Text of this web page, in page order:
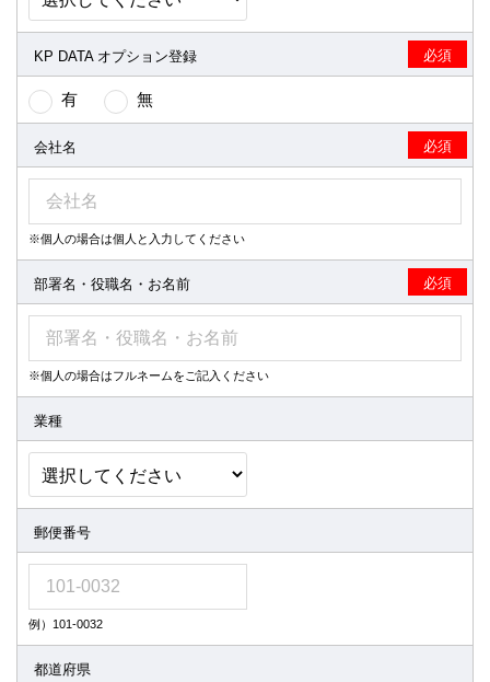
所定の手続きに従って申込を行います。当サービス利用希望者
は、利用申込に関して、本規約の他の条項について同意するこ
と、さらに、利用者の登録内容に不備があったことで利用者が不
利益を被ったとしても、当社が一切その責任を負わないことに同
意するものとします。
第5条（サービス利用申込の承諾）
利用希望者が第4条に規定する利用申込を行った後、当社は利用希
望者の利用申込の審査を行います。申込内容を承諾した場合、利
用希望者に電子版のユーザーＩＤ及びパスワードを発行し、利用
希望者に対して利用希望申込時に登録した電子メールアドレスま
たはファックスで通知します。しかし、次の項目に該当する場
利用申込者が過去において、電子版の利用規約違反等により、
会員資格の取り消しが行われている場合。
申込内容に記入漏れ、または虚偽、誤記があった場合。
当社が、利用希望者を会員とすることが不適当と判断する場
合。
ことが判明した場合、または、本規約の規定に違反した場合、当
該会員に対し通知をもって利用申込の承諾を取り消し、電子版の
ユーザーＩＤ及びパスワードを抹消することができます。会員
は、自己の責任と負担において、本サービスを利用するために必
要な通信機器、ソフトウエアなどを準備します。会員はまた、自
己の費用と負担で任意の通信サービスを経由して本サービスを利
用するものとします。
第6条（ＩＤ、パスワードの管理義務）
会員は、電子版のユーザーＩＤ及びパスワードの使用及び管理に
ついて一切の責任を負うものとします。
会員は、電子版のユーザーＩＤ、パスワードを第三者に利用させ
たり、貸与、譲渡、名義変更、売買などをしてはならないともの
KP DATA オプション登録 必須
有 無
会社名 必須
※個人の場合は個人と入力してください
部署名・役職名・お名前 必須
※個人の場合はフルネームをご記入ください
業種
郵便番号
例）101-0032
都道府県